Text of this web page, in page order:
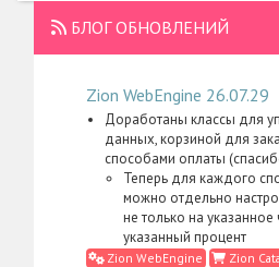
БЛОГ ОБНОВЛЕНИЙ
Zion WebEngine 26.07.29
Доработаны классы для
данных, корзиной для
способами оплаты
Теперь для каждого
можно отдельно
не только на указанное
указанный процент
Zion WebEngine
Zion